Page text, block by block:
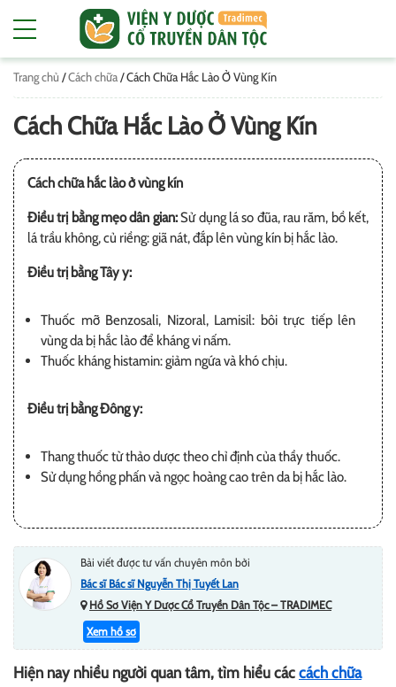
Trang chủ /Cách chữa/Cách Chữa Hắc Lào Ở Vùng Kín
Cách Chữa Hắc Lào Ở Vùng Kín
Cách chữa hắc lào ở vùng kín
Điều trị bằng mẹo dân gian:Sử dụng lá so đũa, rau răm, bồ kết,
lá trầu không, củ riềng: giã nát, đắp lên vùng kín bị hắc lào.
Điều trị bằng Tây y:
Thuốc mỡ Benzosali, Nizoral, Lamisil: bôi trực tiếp lên
vùng da bị hắc lào để kháng vi nấm.
Thuốc kháng histamin: giảm ngứa và khó chịu.
Điều trị bằng Đông y:
Thang thuốc từ thảo dược theo chỉ định của thầy thuốc.
Sử dụng hồng phấn và ngọc hoàng cao trên da bị hắc lào.
Bài viết được tư vấn chuyên môn bởi
Bác sĩ Bác sĩ Nguyễn Thị Tuyết Lan
Hồ Sơ Viện Y Dược Cổ Truyền Dân Tộc – TRADIMEC
Xem hồ sơ
Hiện nay nhiều người quan tâm, tìm hiểu cáccách chữa